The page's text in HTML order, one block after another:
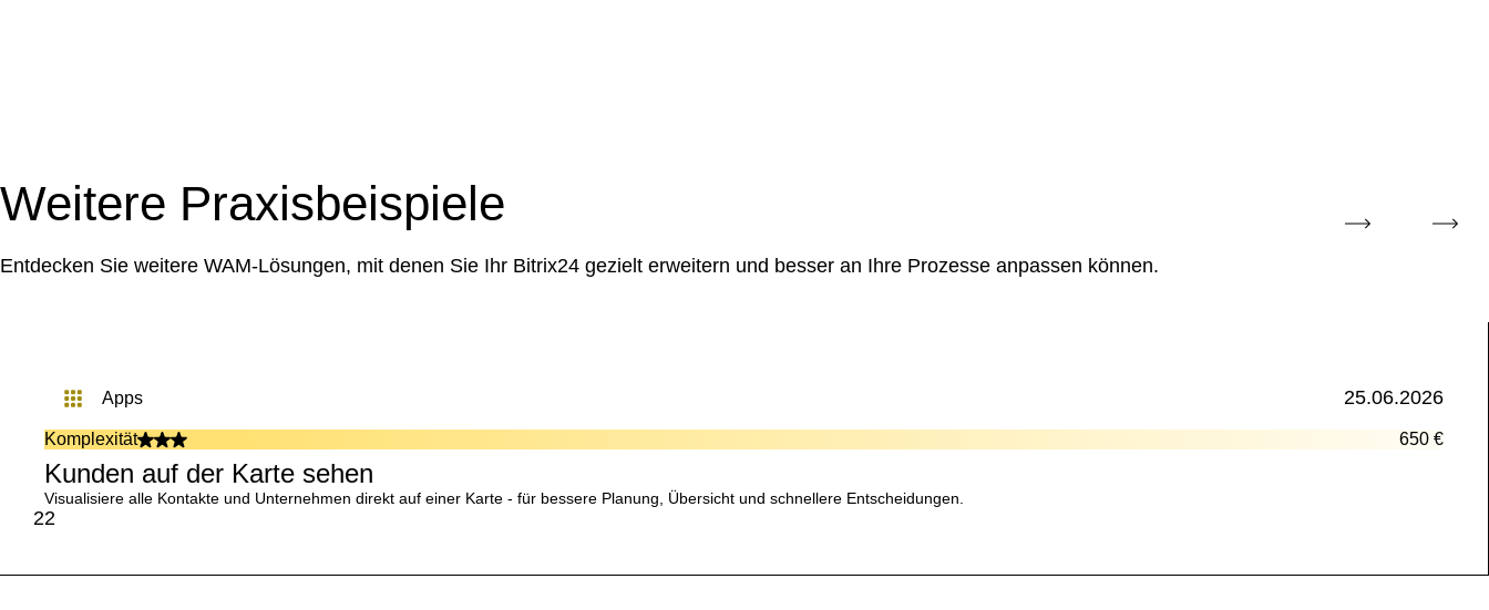
Weitere Praxisbeispiele
Entdecken Sie weitere WAM-Lösungen, mit denen Sie Ihr Bitrix24 gezielt erweitern und besser an Ihre Prozesse anpassen können.
apps 25.06.2026
Komplexität 650 €
Kunden auf der Karte sehen
Visualisiere alle Kontakte und Unternehmen direkt auf einer Karte - für bessere Planung, Übersicht und schnellere Entscheidungen.
22